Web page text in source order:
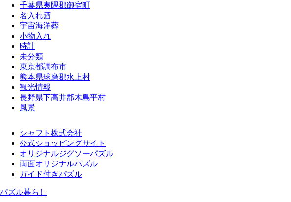
千葉県夷隅郡御宿町
名入れ酒
宇宙海洋葬
小物入れ
時計
未分類
東京都調布市
熊本県球磨郡水上村
観光情報
長野県下高井郡木島平村
風景
シャフト株式会社
公式ショッピングサイト
オリジナルジグソーパズル
両面オリジナルパズル
ガイド付きパズル
パズル暮らし